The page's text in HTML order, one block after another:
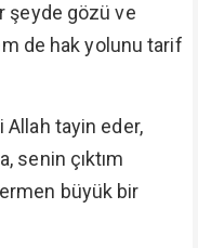
şeyde gözü ve
de hak yolunu tarif
tayin eder,
senin çıktım
büyük bir